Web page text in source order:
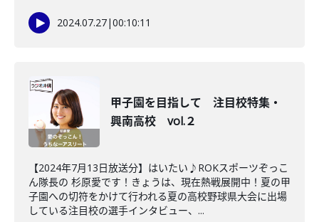
2024.07.27|00:10:11
甲子園を目指して 注目校特集・
興南高校 vol.２
【2024年7月13日放送分】はいたい♪ROKスポーツぞっこ
ん隊長の 杉原愛です！きょうは、現在熱戦展開中！夏の甲
子園への切符をかけて行われる夏の高校野球県大会に出場
している注目校の選手インタビュー、...